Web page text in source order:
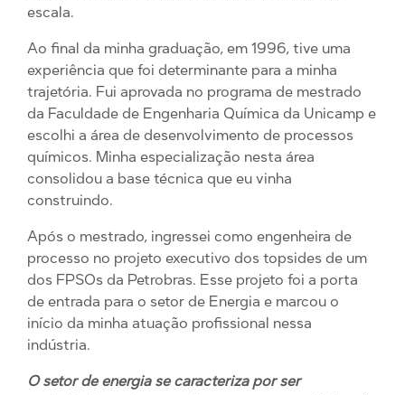
escala.
Ao final da minha graduação, em 1996, tive uma
experiência que foi determinante para a minha
trajetória. Fui aprovada no programa de mestrado
da Faculdade de Engenharia Química da Unicamp e
escolhi a área de desenvolvimento de processos
químicos. Minha especialização nesta área
consolidou a base técnica que eu vinha
construindo.
Após o mestrado, ingressei como engenheira de
processo no projeto executivo dos topsides de um
dos FPSOs da Petrobras. Esse projeto foi a porta
de entrada para o setor de Energia e marcou o
início da minha atuação profissional nessa
indústria.
O setor de energia se caracteriza por ser